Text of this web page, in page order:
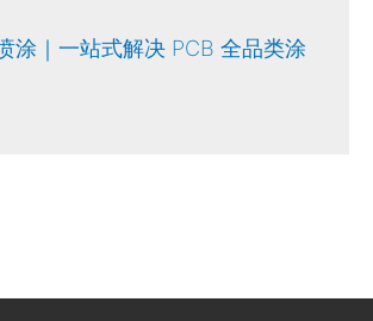
涂｜一站式解决 PCB 全品类涂